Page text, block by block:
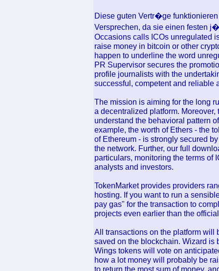
Diese guten Vertr�ge
Versprechen, da sie einen festen
Occasions calls ICOs unregulated
raise money in bitcoin or other
happen to underline the word
PR Supervisor secures the
profile journalists with the
successful, competent and reliable
The mission is aiming for the long
a decentralized platform.
understand the behavioral pattern
example, the worth of Ethers - the
of Ethereum - is strongly secured
the network. Further, our full
particulars, monitoring the terms of
analysts and investors.
TokenMarket provides providers
hosting. If you want to run a
pay gas" for the transaction to
projects even earlier than the
All transactions on the platform will
saved on the blockchain. Wizard is
Wings tokens will vote on
how a lot money will probably be
to return the most sum of money,